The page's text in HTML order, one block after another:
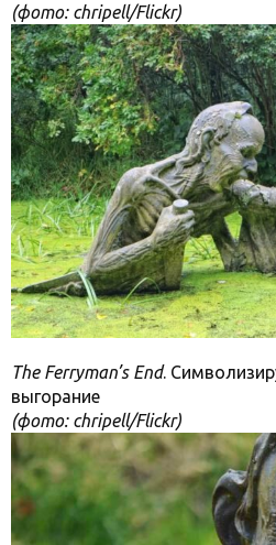
(фото: chripell/Flickr)
The Ferryman’s End.
выгорание
(фото: chripell/Flickr)